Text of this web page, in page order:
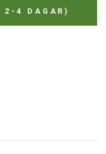
2-4 DAGAR)